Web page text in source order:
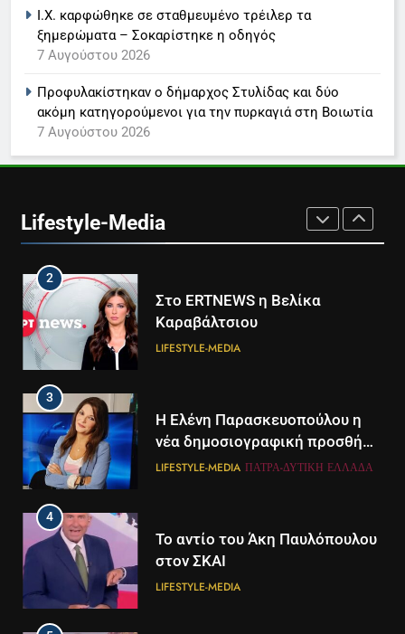
Ι.Χ. καρφώθηκε σε σταθμευμένο τρέιλερ τα
ξημερώματα – Σοκαρίστηκε η οδηγός
7 Αυγούστου 2026
Προφυλακίστηκαν ο δήμαρχος Στυλίδας και δύο
ακόμη κατηγορούμενοι για την πυρκαγιά στη Βοιωτία
7 Αυγούστου 2026
Lifestyle-Media
8
Times μαζί σε μια νέα
συνδρομητική πρόταση
LIFESTYLE-MEDIA
1
LIFESTYLE-MEDIA
2
Στο ERTNEWS η Βελίκα
Καραβάλτσιου
LIFESTYLE-MEDIA
3
Η Ελένη Παρασκευοπούλου η
νέα δημοσιογραφική προσθήκη
του ΣΚΑΪ στην Πάτρα
LIFESTYLE-MEDIA ΠΆΤΡΑ-ΔΥΤΙΚΉ ΕΛΛΆΔΑ
4
Το αντίο του Άκη Παυλόπουλου
στον ΣΚΑΙ
LIFESTYLE-MEDIA